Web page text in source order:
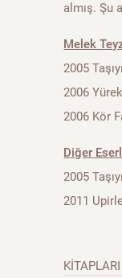
almış. Şu
Melek
2005
2006
2006 Kör
Diğer
2005
2011
KİTAPLARI